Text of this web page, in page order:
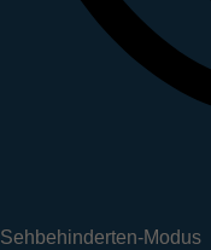
Sehbehinderten-Modus